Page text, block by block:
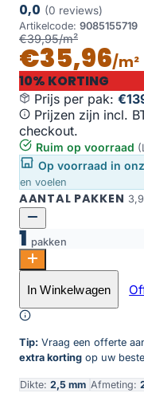
0,0 (0 reviews)
Artikelcode: 9085155719
€39,95/m²
€35,96/m²
10% KORTING
Prijs per pak:
Prijzen zijn incl.
checkout.
Ruim op voorraad
Op voorraad in
en voelen
AANTAL PAKKEN
1 pakken
Parramatta dryback
Toevoegen aan
In Winkelwagen
Tip: Vraag een offerte
extra korting op uw
Dikte: 2,5 mm Afmeting: